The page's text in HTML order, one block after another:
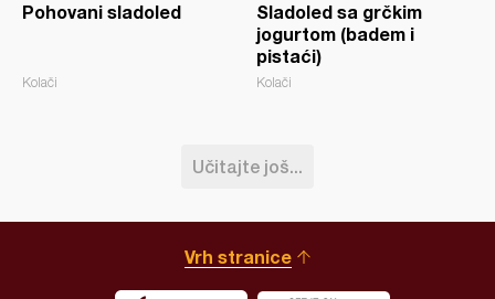
Pohovani sladoled
Kolači
Sladoled sa grčkim
jogurtom (badem i
pistaći)
Kolači
Učitajte još...
Vrh stranice